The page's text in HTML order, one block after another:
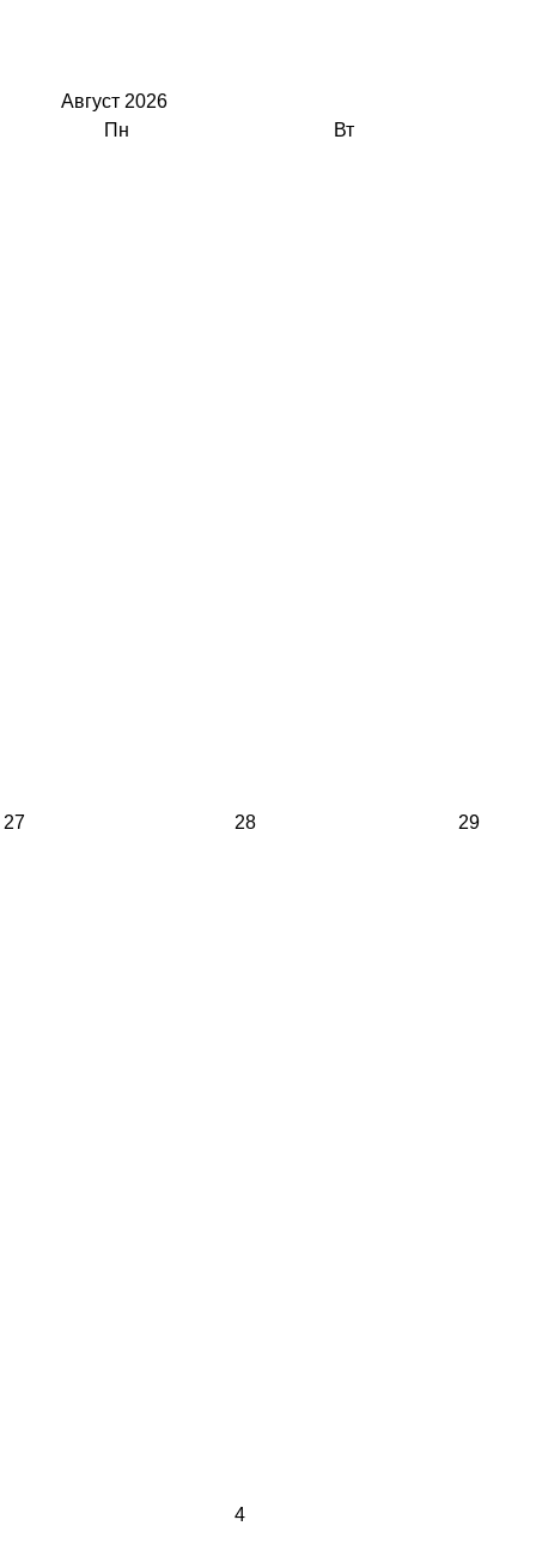
Август 2026
Пн
Вт
27 28 29
4